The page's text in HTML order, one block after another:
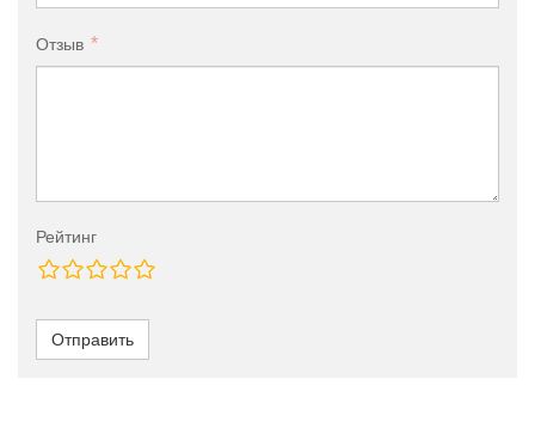
Отзыв
Рейтинг
Отправить